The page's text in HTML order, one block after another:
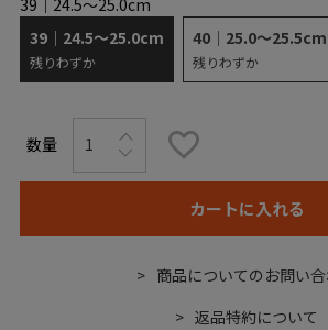
39｜24.5～25.0cm
残りわずか
40｜25.0～25.5cm
残りわずか
カートに入れる
商品についてのお問い
返品特約について